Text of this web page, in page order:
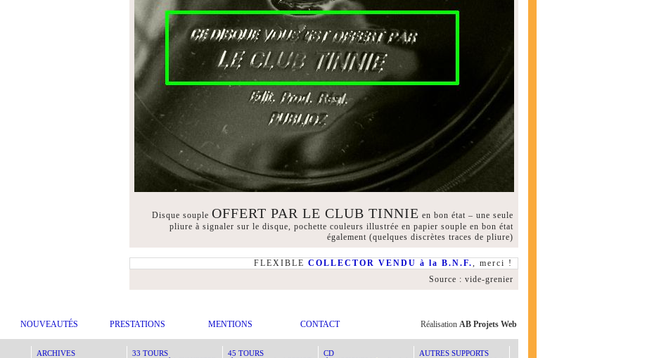
Disque souple OFFERT PAR LE CLUB TINNIE en bon état – une seule
pliure à signaler sur le disque, pochette couleurs illustrée en papier souple en bon état
également (quelques discrètes traces de pliure)
FLEXIBLE COLLECTOR VENDU à la B.N.F., merci !
Source : vide-grenier
NOUVEAUTÉS PRESTATIONS MENTIONS CONTACT Réalisation AB Projets Web
ARCHIVES 33 TOURS 45 TOURS CD AUTRES SUPPORTS